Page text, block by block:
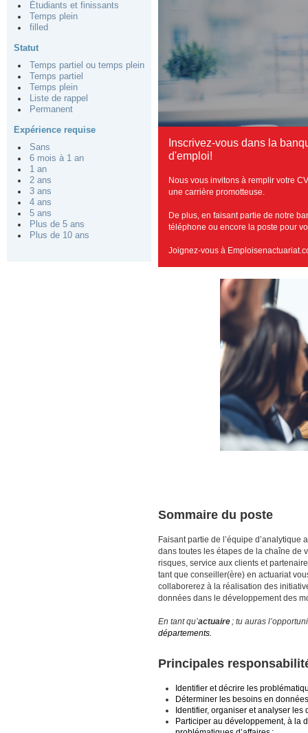
Étudiants et finissants
Temps plein
filled
Statut
Temps partiel ou temps plein
Temps partiel
Temps plein
Liste de rappel
Permanent
Expérience requise
Sans
6 mois à 1 an
1 an
2 ans
3 ans
4 ans
5 ans
Plus de 5 ans
Plus de 10 ans
Inscrivez-vous dans la
d'emploi!
Nous vous invitons à remplir votre
une carrière promotteuse.
De plus, en faisant partie de notre
téléphone ou encore la poste pour
Joignez-vous à
Sommaire du poste
Faisant partie de l’équipe
dans toutes les étapes de la chaîne de
risques, service aux clients et
tant que conseiller(ère) en actuariat
collaborerez à la réalisation des
données dans le développement des
En tant qu’actuaire ; tu auras
départements.
Principales
Identifier et décrire les
Déterminer les besoins en
Identifier, organiser et analyser les
Participer au développement, à la